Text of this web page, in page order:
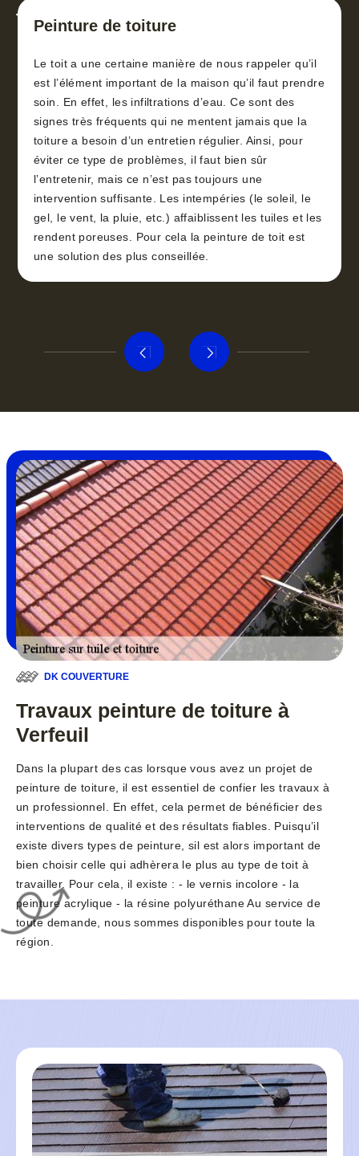
toiture 30
Peinture de toiture
Le toit a une certaine manière de nous rappeler qu’il
est l’élément important de la maison qu’il faut prendre
soin. En effet, les infiltrations d’eau. Ce sont des
signes très fréquents qui ne mentent jamais que la
toiture a besoin d’un entretien régulier. Ainsi, pour
éviter ce type de problèmes, il faut bien sûr
l’entretenir, mais ce n’est pas toujours une
intervention suffisante. Les intempéries (le soleil, le
gel, le vent, la pluie, etc.) affaiblissent les tuiles et les
rendent poreuses. Pour cela la peinture de toit est
une solution des plus conseillée.
DK COUVERTURE
Travaux peinture de toiture à
Verfeuil
Dans la plupart des cas lorsque vous avez un projet de
peinture de toiture, il est essentiel de confier les travaux à
un professionnel. En effet, cela permet de bénéficier des
interventions de qualité et des résultats fiables. Puisqu’il
existe divers types de peinture, sil est alors important de
bien choisir celle qui adhèrera le plus au type de toit à
travailler. Pour cela, il existe : - le vernis incolore - la
peinture acrylique - la résine polyuréthane Au service de
toute demande, nous sommes disponibles pour toute la
région.